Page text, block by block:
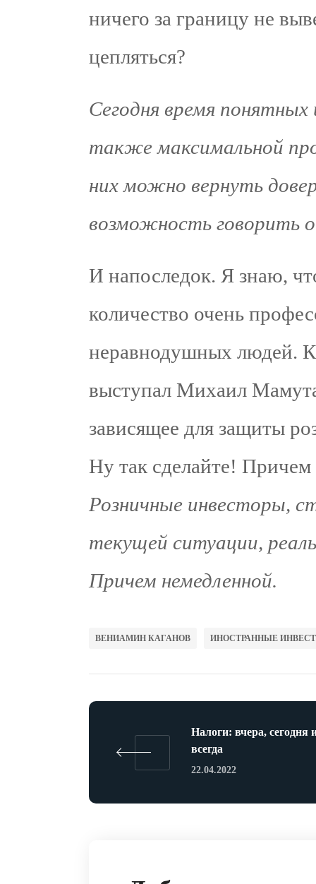
ничего за границу не
цепляться?
Сегодня время
также максимальной
них можно вернуть
возможность говорить
И напоследок. Я знаю,
количество очень
неравнодушных людей.
выступал Михаил
зависящее для защиты
Ну так сделайте! Причем
Розничные инвесторы,
текущей ситуации,
Причем немедленной.
ВЕНИАМИН КАГАНОВ ИНОСТРАННЫЕ
Налоги: вчера, сегодня
всегда
22.04.2022